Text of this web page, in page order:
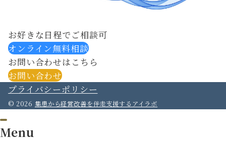
お好きな日程でご相談可
オンライン無料相談
お問い合わせはこちら
お問い合わせ
プライバシーポリシー
© 2026 集患から経営改善を伴走支援するアイラボ
Menu